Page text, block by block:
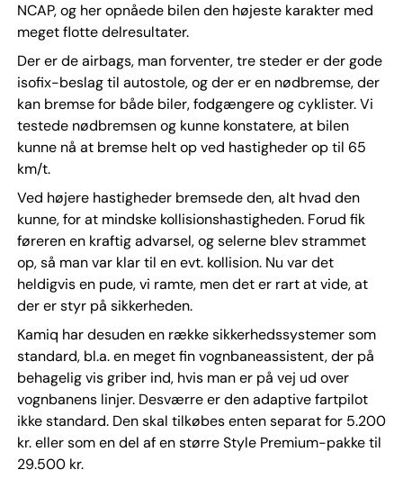
NCAP, og her opnåede bilen den højeste karakter med
meget flotte delresultater.
Der er de airbags, man forventer, tre steder er der gode
isofix-beslag til autostole, og der er en nødbremse, der
kan bremse for både biler, fodgængere og cyklister. Vi
testede nødbremsen og kunne konstatere, at bilen
kunne nå at bremse helt op ved hastigheder op til 65
km/t.
Ved højere hastigheder bremsede den, alt hvad den
kunne, for at mindske kollisionshastigheden. Forud fik
føreren en kraftig advarsel, og selerne blev strammet
op, så man var klar til en evt. kollision. Nu var det
heldigvis en pude, vi ramte, men det er rart at vide, at
der er styr på sikkerheden.
Kamiq har desuden en række sikkerhedssystemer som
standard, bl.a. en meget fin vognbaneassistent, der på
behagelig vis griber ind, hvis man er på vej ud over
vognbanens linjer. Desværre er den adaptive fartpilot
ikke standard. Den skal tilkøbes enten separat for 5.200
kr. eller som en del af en større Style Premium-pakke til
29.500 kr.